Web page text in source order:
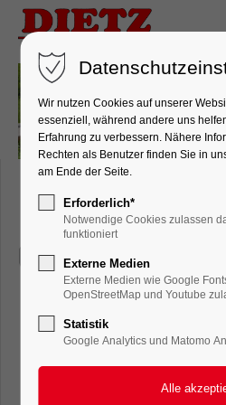
Login
Benutzername
Passwort
Anmelden
Support
Lorem ipsum dolor sit amet:
Lieferbare
Profisound & Profi-
Wir nutzen Cookies auf unserer
essenziell, während andere uns
Erfahrung zu verbessern. Nähere
Rechten als Benutzer finden Sie in
am Ende der Seite.
Erforderlich*
Notwendige Cookies zulassen
funktioniert
Externe Medien
Externe Medien wie Google
OpenStreetMap und Youtube
Statistik
Google Analytics und Matomo